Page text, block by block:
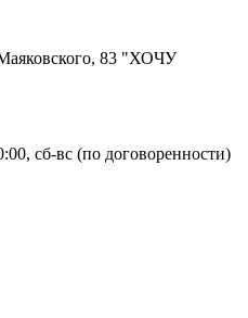
83 "ХОЧУ
сб-вс (по договоренности)